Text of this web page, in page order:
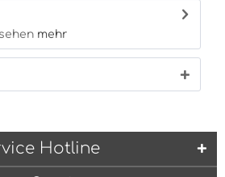
mehr
Hotline